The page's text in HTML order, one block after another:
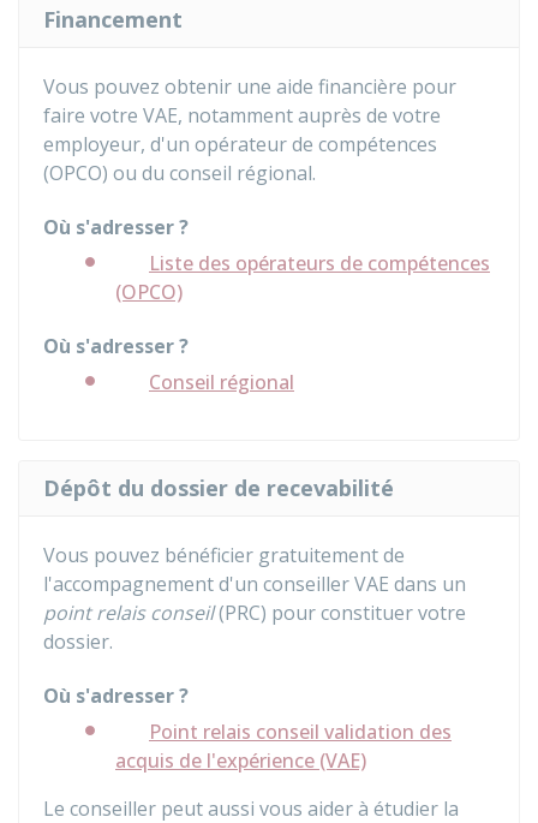
Financement
Vous pouvez obtenir une aide financière pour
faire votre VAE, notamment auprès de votre
employeur, d'un opérateur de compétences
(OPCO) ou du conseil régional.
Où s'adresser ?
Liste des opérateurs de compétences
(OPCO)
Où s'adresser ?
Conseil régional
Dépôt du dossier de recevabilité
Vous pouvez bénéficier gratuitement de
l'accompagnement d'un conseiller VAE dans un
point relais conseil(PRC) pour constituer votre
dossier.
Où s'adresser ?
Point relais conseil validation des
acquis de l'expérience (VAE)
Le conseiller peut aussi vous aider à étudier la